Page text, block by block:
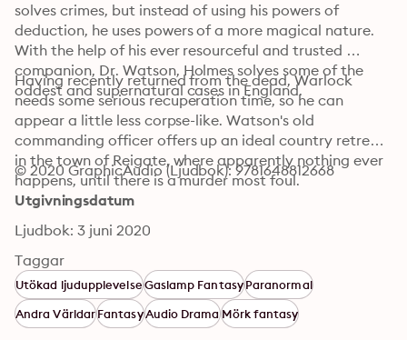
solves crimes, but instead of using his powers of
deduction, he uses powers of a more magical nature.
With the help of his ever resourceful and trusted
companion, Dr. Watson, Holmes solves some of the
oddest and supernatural cases in England.
Having recently returned from the dead, Warlock
needs some serious recuperation time, so he can
appear a little less corpse-like. Watson's old
commanding officer offers up an ideal country retreat
in the town of Reigate, where apparently nothing ever
happens, until there is a murder most foul.
© 2020 GraphicAudio (Ljudbok): 9781648812668
Utgivningsdatum
Ljudbok: 3 juni 2020
Taggar
Utökad ljudupplevelseGaslamp FantasyParanormal
Andra VärldarFantasyAudio DramaMörk fantasy